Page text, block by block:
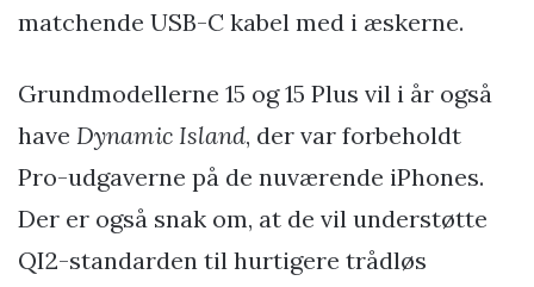
matchende USB-C kabel med i æskerne.
Grundmodellerne 15 og 15 Plus vil i år også
have Dynamic Island, der var forbeholdt
Pro-udgaverne på de nuværende iPhones.
Der er også snak om, at de vil understøtte
QI2-standarden til hurtigere trådløs